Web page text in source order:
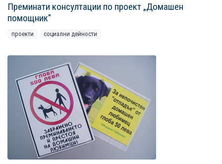
Преминати консултации по проект „Домашен
помощник"
проекти социални дейности